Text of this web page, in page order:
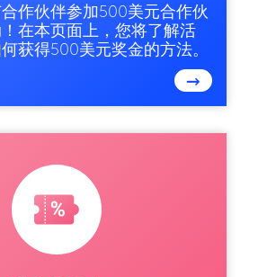
作伙伴参加500美元合作伙
在本页面上，您将了解活
获得500美元奖金的方法。
→